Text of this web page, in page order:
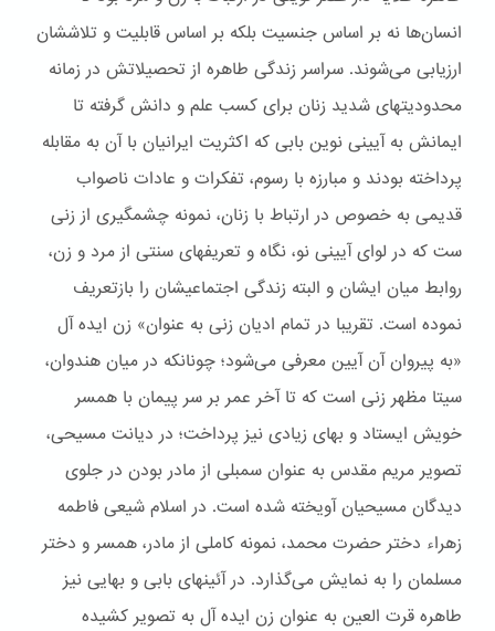
انسان‌ها نه بر اساس جنسیت بلکه بر اساس قابلیت و تلاششان
ارزیابی می‌شوند. سراسر زندگی طاهره از تحصیلاتش در زمانه
محدودیتهای شدید زنان برای کسب علم و دانش گرفته تا
ایمانش به آیینی نوین بابی که اکثریت ایرانیان با آن به مقابله
پرداخته بودند و مبارزه با رسوم، تفکرات و عادات ناصواب
قدیمی به خصوص در ارتباط با زنان، نمونه چشمگیری از زنی
ست که در لوای آیینی نو، نگاه و تعریفهای سنتی از مرد و زن،
روابط میان ایشان و البته زندگی اجتماعیشان را بازتعریف
نموده است. تقریبا در تمام ادیان زنی به عنوان» زن ایده آل
«به پیروان آن آیین معرفی می‌شود؛ چونانکه در میان هندوان،
سیتا مظهر زنی است که تا آخر عمر بر سر پیمان با همسر
خویش ایستاد و بهای زیادی نیز پرداخت؛ در دیانت مسیحی،
تصویر مریم مقدس به عنوان سمبلی از مادر بودن در جلوی
دیدگان مسیحیان آویخته شده است. در اسلام شیعی فاطمه
زهراء دختر حضرت محمد، نمونه کاملی از مادر، همسر و دختر
مسلمان را به نمایش می‌گذارد. در آئینهای بابی و بهایی نیز
طاهره قرت العین به عنوان زن ایده آل به تصویر کشیده